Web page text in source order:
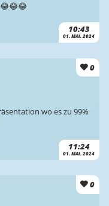
10:43
01. MAI. 2024
😂😂😂
0
11:24
01. MAI. 2024
wo es zu 99%
0